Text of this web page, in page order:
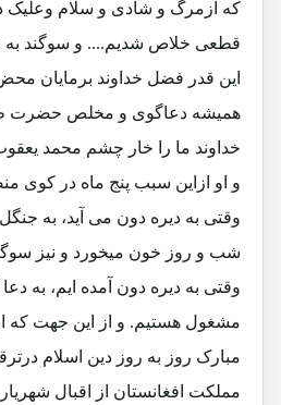
که ازمرگ و شادی و سلام وعلیک
قطعی خلاص شدیم.... و سوگند به
این قدر فضل خداوند برمایان
همیشه دعاگوی و مخلص حضرت
خداوند ما را خار چشم محمد
و او ازاین سبب پنج ماه در کوی
وقتی به دیره دون می آید، به جنگل
شب و روز خون میخورد و نیز سوگند
وقتی به دیره دون آمده ایم، به
مشغول هستیم. و از این جهت که
مبارک روز به روز دین اسلام
مملکت افغانستان از اقبال